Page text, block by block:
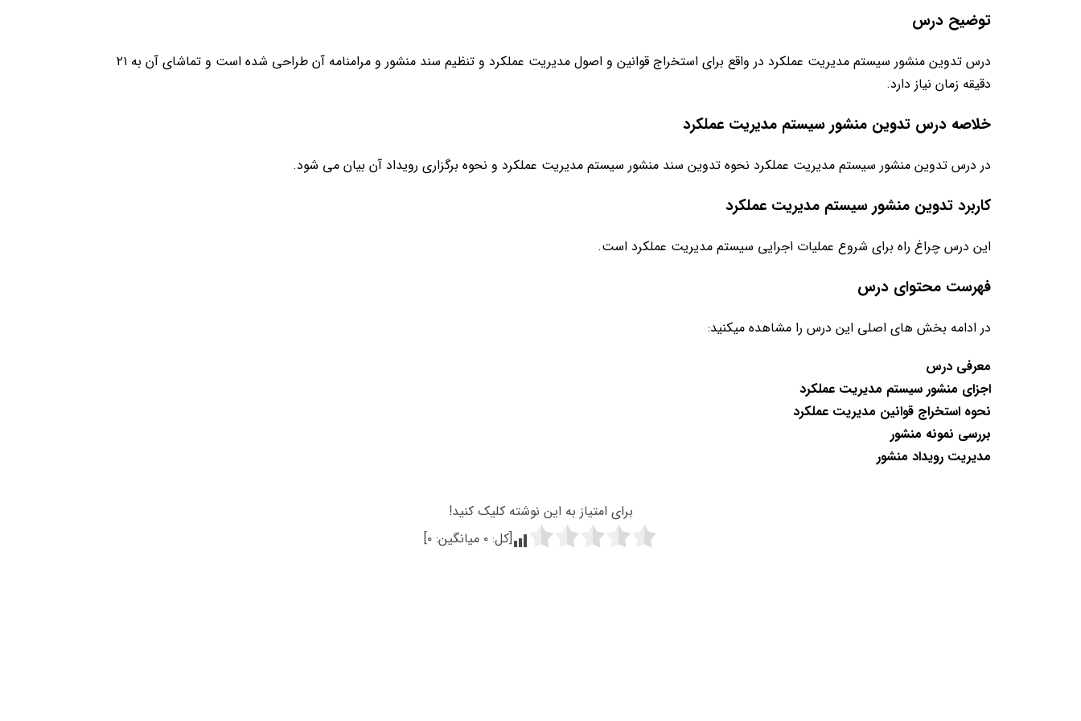
توضیح درس
درس تدوین منشور سیستم مدیریت عملکرد در واقع برای استخراج قوانین و اصول مدیریت عملکرد و تنظیم سند منشور و مرامنامه آن طراحی شده است و تماشای آن به ۲۱
دقیقه زمان نیاز دارد.
خلاصه درس تدوین منشور سیستم مدیریت عملکرد
در درس تدوین منشور سیستم مدیریت عملکرد نحوه تدوین سند منشور سیستم مدیریت عملکرد و نحوه برگزاری رویداد آن بیان می شود.
کاربرد تدوین منشور سیستم مدیریت عملکرد
این درس چراغ راه برای شروع عملیات اجرایی سیستم مدیریت عملکرد است.
فهرست محتوای درس
در ادامه بخش های اصلی این درس را مشاهده میکنید:
معرفی درس
اجزای منشور سیستم مدیریت عملکرد
نحوه استخراج قوانین مدیریت عملکرد
بررسی نمونه منشور
مدیریت رویداد منشور
برای امتیاز به این نوشته کلیک کنید!
[کل: ۰ میانگین: ۰]